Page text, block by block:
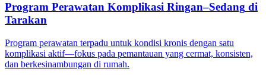
Program Perawatan Komplikasi Ringan–Sedang di
Tarakan
Program perawatan terpadu untuk kondisi kronis dengan satu
komplikasi aktif—fokus pada pemantauan yang cermat, konsisten,
dan berkesinambungan di rumah.